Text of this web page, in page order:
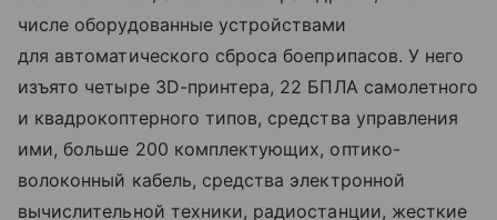
числе оборудованные устройствами
для автоматического сброса боеприпасов. У него
изъято четыре ЗD-принтера, 22 БПЛА самолетного
и квадрокоптерного типов, средства управления
ими, больше 200 комплектующих, оптико-
волоконный кабель, средства электронной
вычислительной техники, радиостанции, жесткие